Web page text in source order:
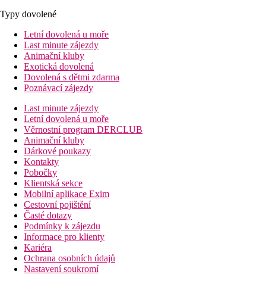
Typy dovolené
Letní dovolená u moře
Last minute zájezdy
Animační kluby
Exotická dovolená
Dovolená s dětmi zdarma
Poznávací zájezdy
Last minute zájezdy
Letní dovolená u moře
Věrnostní program DERCLUB
Animační kluby
Dárkové poukazy
Kontakty
Pobočky
Klientská sekce
Mobilní aplikace Exim
Cestovní pojištění
Časté dotazy
Podmínky k zájezdu
Informace pro klienty
Kariéra
Ochrana osobních údajů
Nastavení soukromí